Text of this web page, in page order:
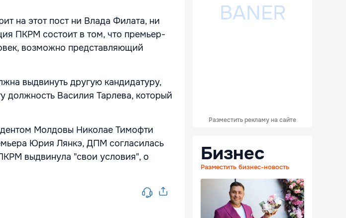
на этот пост ни Влада Филата, ни
ПКРМ состоит в том, что премьер-
возможно представляющий
выдвинуть другую кандидатуру,
должность Василия Тарлева, который
Молдовы Николае Тимофти
Юрия Лянкэ, ДПМ согласилась
выдвинула "свои условия", о
Разместить рекламу на сайте
Бизнес
Разместить бизнес-новость